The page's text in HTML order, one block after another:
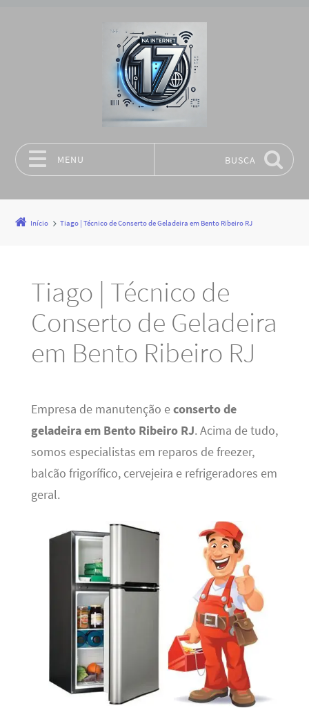
MENU BUSCA
Início Tiago | Técnico de Conserto de Geladeira em Bento Ribeiro RJ
Tiago | Técnico de
Conserto de Geladeira
em Bento Ribeiro RJ
Empresa de manutenção econserto de
geladeira em Bento Ribeiro RJ. Acima de tudo,
somos especialistas em reparos de freezer,
balcão frigorífico, cervejeira e refrigeradores em
geral.